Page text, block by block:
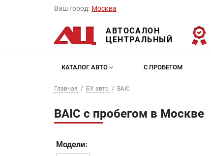
Ваш город: Москва
АВТОСАЛОН
ЦЕНТРАЛЬНЫЙ
КАТАЛОГ АВТО С ПРОБЕГОМ
Главная БУ авто BAIC
BAIC с пробегом в Москве
Модели: